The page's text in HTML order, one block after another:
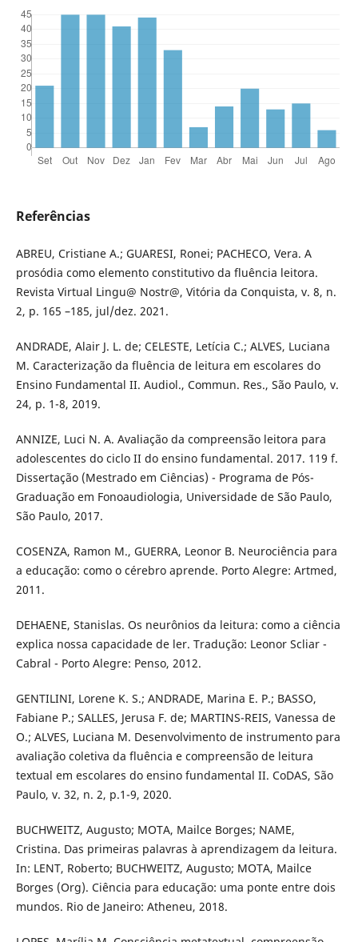
Referências
ABREU, Cristiane A.; GUARESI, Ronei; PACHECO, Vera. A
prosódia como elemento constitutivo da fluência leitora.
Revista Virtual Lingu@ Nostr@, Vitória da Conquista, v. 8, n.
2, p. 165 –185, jul/dez. 2021.
ANDRADE, Alair J. L. de; CELESTE, Letícia C.; ALVES, Luciana
M. Caracterização da fluência de leitura em escolares do
Ensino Fundamental II. Audiol., Commun. Res., São Paulo, v.
24, p. 1-8, 2019.
ANNIZE, Luci N. A. Avaliação da compreensão leitora para
adolescentes do ciclo II do ensino fundamental. 2017. 119 f.
Dissertação (Mestrado em Ciências) - Programa de Pós-
Graduação em Fonoaudiologia, Universidade de São Paulo,
São Paulo, 2017.
COSENZA, Ramon M., GUERRA, Leonor B. Neurociência para
a educação: como o cérebro aprende. Porto Alegre: Artmed,
2011.
DEHAENE, Stanislas. Os neurônios da leitura: como a ciência
explica nossa capacidade de ler. Tradução: Leonor Scliar -
Cabral - Porto Alegre: Penso, 2012.
GENTILINI, Lorene K. S.; ANDRADE, Marina E. P.; BASSO,
Fabiane P.; SALLES, Jerusa F. de; MARTINS-REIS, Vanessa de
O.; ALVES, Luciana M. Desenvolvimento de instrumento para
avaliação coletiva da fluência e compreensão de leitura
textual em escolares do ensino fundamental II. CoDAS, São
Paulo, v. 32, n. 2, p.1-9, 2020.
BUCHWEITZ, Augusto; MOTA, Mailce Borges; NAME,
Cristina. Das primeiras palavras à aprendizagem da leitura.
In: LENT, Roberto; BUCHWEITZ, Augusto; MOTA, Mailce
Borges (Org). Ciência para educação: uma ponte entre dois
mundos. Rio de Janeiro: Atheneu, 2018.